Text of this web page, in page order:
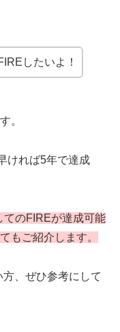
したいよ！
。
ければ5年で達成
てのFIREが達成可能
もご紹介します。
、ぜひ参考にして